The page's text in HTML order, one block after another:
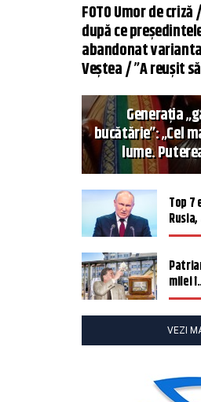
FOTO Umor de
după ce
abandonat
Veștea / ”A reușit
Generația
bucătărie”: „Cel
lume.
Top
milei
VEZI